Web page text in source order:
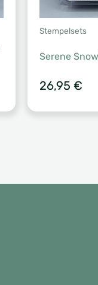
Stempelsets
Serene
26,95 €